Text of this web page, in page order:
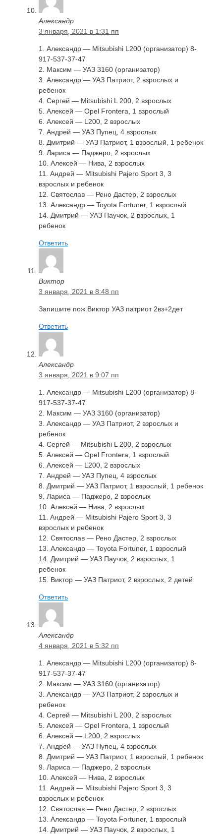
Александр
3 января, 2021 в 1:31 пп
1. Александр — Mitsubishi L200 (организатор) 8-
917-537-37-47
2. Максим — УАЗ 3160 (организатор)
3. Александр — УАЗ Патриот, 2 взрослых и
ребенок
4. Сергей — Mitsubishi L 200, 2 взрослых
5. Алексей — Opel Frontera, 1 взрослый
6. Алексей — L200, 2 взрослых
7. Андрей — УАЗ Пупец, 4 взрослых
8. Дмитрий — УАЗ Патриот, 1 взрослый, 1 ребенок
9. Лариса — Паджеро, 2 взрослых
10. Алексей — Нива, 2 взрослых
11. Андрей — Mitsubishi Pajero Sport 3, 3
взрослых и ребенок
12. Святослав — Рено Дастер, 2 взрослых
13. Александр — Toyota Fortuner, 1 взрослый
14. Дмитрий — УАЗ Паучок, 2 взрослых, 1
ребенок
Ответить
Виктор
3 января, 2021 в 8:48 пп
Запишите пож.Виктор УАЗ патриот 2вз+2дет
Ответить
Александр
3 января, 2021 в 9:07 пп
1. Александр — Mitsubishi L200 (организатор) 8-
917-537-37-47
2. Максим — УАЗ 3160 (организатор)
3. Александр — УАЗ Патриот, 2 взрослых и
ребенок
4. Сергей — Mitsubishi L 200, 2 взрослых
5. Алексей — Opel Frontera, 1 взрослый
6. Алексей — L200, 2 взрослых
7. Андрей — УАЗ Пупец, 4 взрослых
8. Дмитрий — УАЗ Патриот, 1 взрослый, 1 ребенок
9. Лариса — Паджеро, 2 взрослых
10. Алексей — Нива, 2 взрослых
11. Андрей — Mitsubishi Pajero Sport 3, 3
взрослых и ребенок
12. Святослав — Рено Дастер, 2 взрослых
13. Александр — Toyota Fortuner, 1 взрослый
14. Дмитрий — УАЗ Паучок, 2 взрослых, 1
ребенок
15. Виктор — УАЗ Патриот, 2 взрослых, 2 детей
Ответить
Александр
4 января, 2021 в 5:32 пп
1. Александр — Mitsubishi L200 (организатор) 8-
917-537-37-47
2. Максим — УАЗ 3160 (организатор)
3. Александр — УАЗ Патриот, 2 взрослых и
ребенок
4. Сергей — Mitsubishi L 200, 2 взрослых
5. Алексей — Opel Frontera, 1 взрослый
6. Алексей — L200, 2 взрослых
7. Андрей — УАЗ Пупец, 4 взрослых
8. Дмитрий — УАЗ Патриот, 1 взрослый, 1 ребенок
9. Лариса — Паджеро, 2 взрослых
10. Алексей — Нива, 2 взрослых
11. Андрей — Mitsubishi Pajero Sport 3, 3
взрослых и ребенок
12. Святослав — Рено Дастер, 2 взрослых
13. Александр — Toyota Fortuner, 1 взрослый
14. Дмитрий — УАЗ Паучок, 2 взрослых, 1